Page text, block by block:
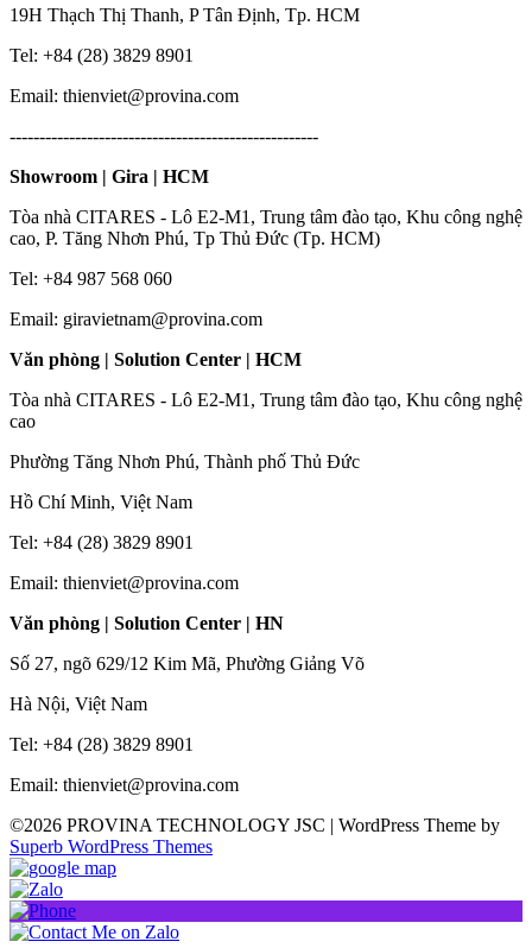
19H Thạch Thị Thanh, P Tân Định, Tp. HCM
Tel: +84 (28) 3829 8901
Email: thienviet@provina.com
----------------------------------------------------
Showroom | Gira | HCM
Tòa nhà CITARES - Lô E2-M1, Trung tâm đào tạo, Khu công nghệ
cao, P. Tăng Nhơn Phú, Tp Thủ Đức (Tp. HCM)
Tel: +84 987 568 060
Email: giravietnam@provina.com
Văn phòng | Solution Center | HCM
Tòa nhà CITARES - Lô E2-M1, Trung tâm đào tạo, Khu công nghệ
cao
Phường Tăng Nhơn Phú, Thành phố Thủ Đức
Hồ Chí Minh, Việt Nam
Tel: +84 (28) 3829 8901
Email: thienviet@provina.com
Văn phòng | Solution Center | HN
Số 27, ngõ 629/12 Kim Mã, Phường Giảng Võ
Hà Nội, Việt Nam
Tel: +84 (28) 3829 8901
Email: thienviet@provina.com
©2026 PROVINA TECHNOLOGY JSC | WordPress Theme by
Superb WordPress Themes